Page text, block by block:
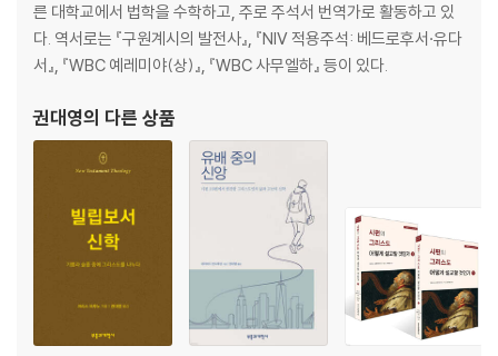
른 대학교에서 법학을 수학하고, 주로 주석서 번역가로 활동하고 있
다. 역서로는 『구원계시의 발전사』, 『NIV 적용주석: 베드로후서·유다
서』, 『WBC 예레미야(상)』, 『WBC 사무엘하』 등이 있다.
권대영의 다른 상품